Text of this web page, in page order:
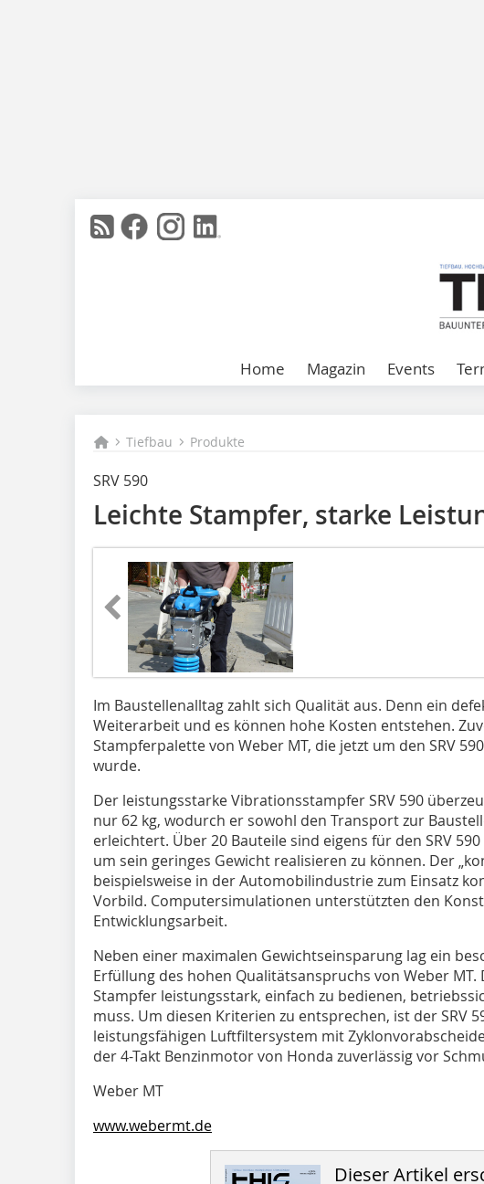
Home Magazin Events
Tiefbau Produkte
SRV 590
Leichte Stampfer, starke
Im Baustellenalltag zahlt sich Qualität aus. Denn ein
Weiterarbeit und es können hohe Kosten entstehen.
Stampferpalette von Weber MT, die jetzt um den SRV
wurde.
Der leistungsstarke Vibrationsstampfer SRV 590
nur 62 kg, wodurch er sowohl den Transport zur
erleichtert. Über 20 Bauteile sind eigens für den SRV
um sein geringes Gewicht realisieren zu können. Der
beispielsweise in der Automobilindustrie zum Einsatz
Vorbild. Computersimulationen unterstützten den
Entwicklungsarbeit.
Neben einer maximalen Gewichtseinsparung lag ein
Erfüllung des hohen Qualitätsanspruchs von Weber MT.
Stampfer leistungsstark, einfach zu bedienen,
muss. Um diesen Kriterien zu entsprechen, ist der SRV
leistungsfähigen Luftfiltersystem mit
der 4-Takt Benzinmotor von Honda zuverlässig vor
Weber MT
www.webermt.de
Dieser Artikel